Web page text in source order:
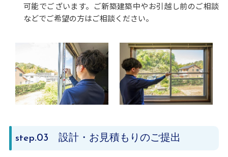
可能でございます。ご新築建築中やお引越し前のご相談
などでご希望の方はご相談ください。
step.03 設計・お見積もりのご提出